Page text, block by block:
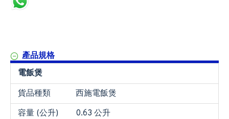
產品規格
電飯煲
貨品種類
西施電飯煲
容量 (公升)
0.63 公升